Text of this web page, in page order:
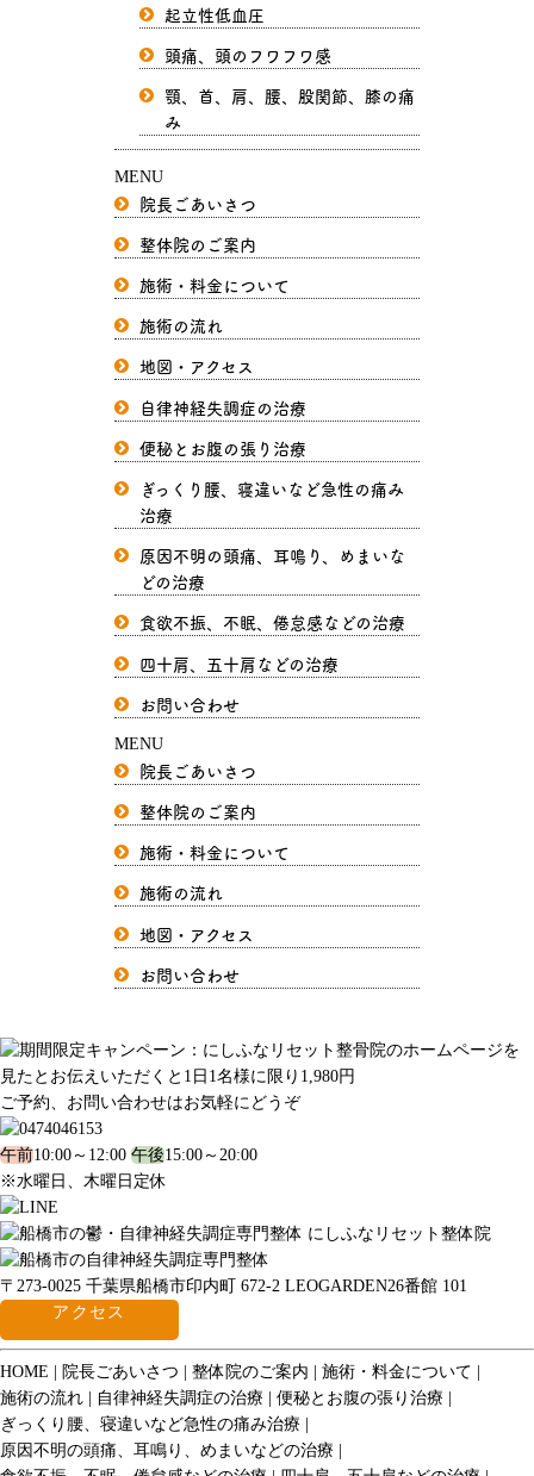
起立性低血圧
頭痛、頭のフワフワ感
顎、首、肩、腰、股関節、膝の痛
み
MENU
院長ごあいさつ
整体院のご案内
施術・料金について
施術の流れ
地図・アクセス
自律神経失調症の治療
便秘とお腹の張り治療
ぎっくり腰、寝違いなど急性の痛み
治療
原因不明の頭痛、耳鳴り、めまいな
どの治療
食欲不振、不眠、倦怠感などの治療
四十肩、五十肩などの治療
お問い合わせ
MENU
院長ごあいさつ
整体院のご案内
施術・料金について
施術の流れ
地図・アクセス
お問い合わせ
ご予約、お問い合わせはお気軽にどうぞ
午前10:00～12:00 午後15:00～20:00
※水曜日、木曜日定休
〒273-0025 千葉県船橋市印内町 672-2 LEOGARDEN26番館 101
アクセス
HOME 院長ごあいさつ 整体院のご案内
施術・料金について
施術の流れ
自律神経失調症の治療
便秘とお腹の張り治療
ぎっくり腰、寝違いなど急性の痛み治療
原因不明の頭痛、耳鳴り、めまいなどの治療